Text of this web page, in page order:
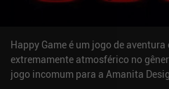
Happy Game é um jogo de
extremamente atmosférico no
jogo incomum para a Amanita